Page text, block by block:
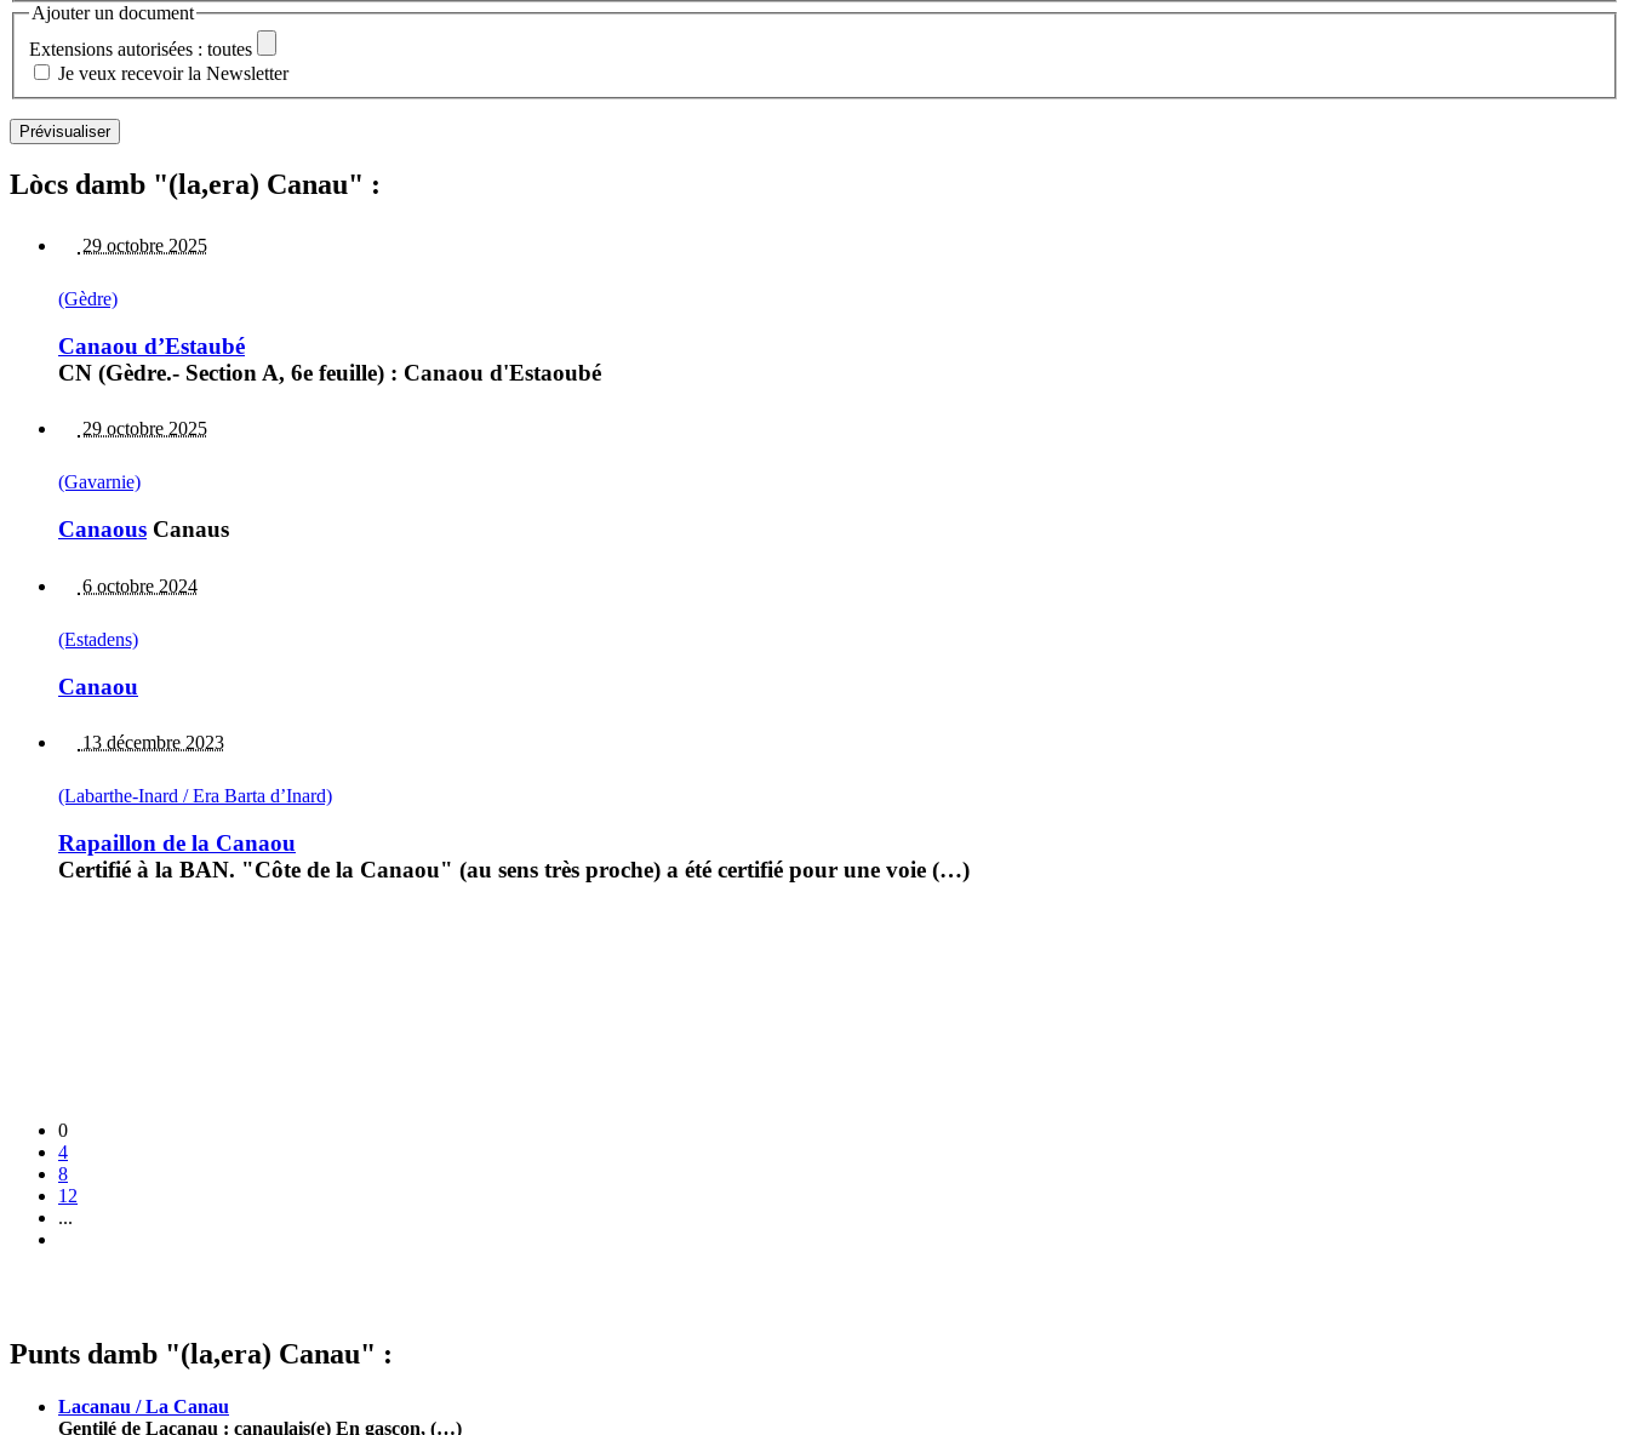
Ajouter un document
Extensions autorisées : toutes
Je veux recevoir la Newsletter
Lòcs damb "(la,era) Canau" :
29 octobre 2025
(Gèdre)
Canaou d’Estaubé
CN (Gèdre.- Section A, 6e feuille) : Canaou d'Estaoubé
29 octobre 2025
(Gavarnie)
Canaous Canaus
6 octobre 2024
(Estadens)
Canaou
13 décembre 2023
(Labarthe-Inard / Era Barta d’Inard)
Rapaillon de la Canaou
Certifié à la BAN. "Côte de la Canaou" (au sens très proche) a été certifié pour une voie (…)
0
4
8
12
...
Punts damb "(la,era) Canau" :
Lacanau / La Canau
Gentilé de Lacanau : canaulais(e) En gascon, (…)